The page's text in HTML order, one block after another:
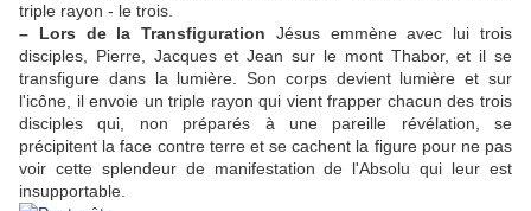
triple rayon - le trois.
– Lors de la Transfiguration Jésus emmène avec lui trois
disciples, Pierre, Jacques et Jean sur le mont Thabor, et il se
transfigure dans la lumière. Son corps devient lumière et sur
l'icône, il envoie un triple rayon qui vient frapper chacun des trois
disciples qui, non préparés à une pareille révélation, se
précipitent la face contre terre et se cachent la figure pour ne pas
voir cette splendeur de manifestation de l'Absolu qui leur est
insupportable.